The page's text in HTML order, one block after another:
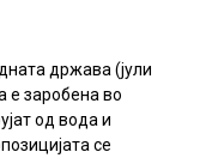
држава (јули
е заробена во
од вода и
се